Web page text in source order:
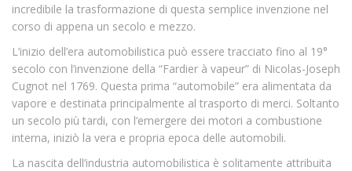
incredibile la trasformazione di questa semplice invenzione nel
corso di appena un secolo e mezzo.
L’inizio dell’era automobilistica può essere tracciato fino al 19°
secolo con l’invenzione della “Fardier à vapeur” di Nicolas-Joseph
Cugnot nel 1769. Questa prima “automobile” era alimentata da
vapore e destinata principalmente al trasporto di merci. Soltanto
un secolo più tardi, con l’emergere dei motori a combustione
interna, iniziò la vera e propria epoca delle automobili.
La nascita dell’industria automobilistica è solitamente attribuita